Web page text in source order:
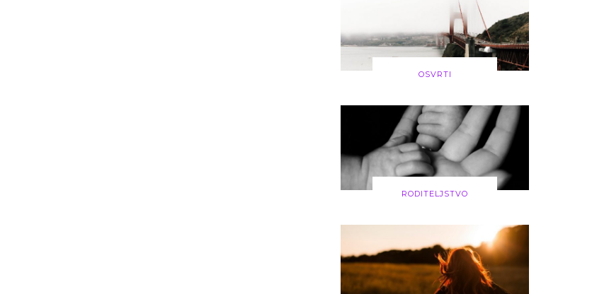
OSVRTI
RODITELJSTVO